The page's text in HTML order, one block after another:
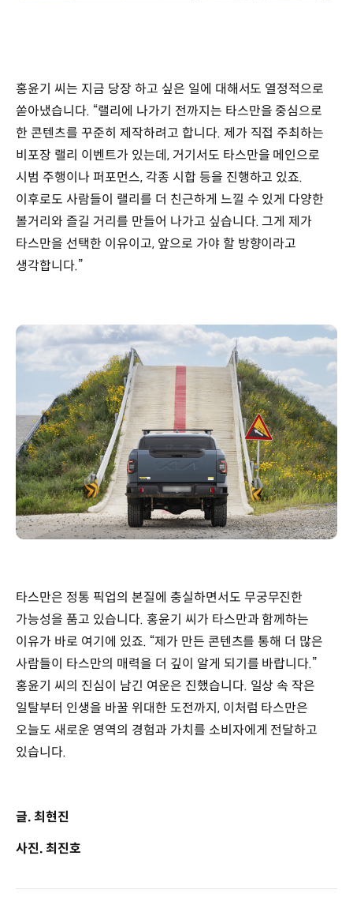
홍윤기 씨는 지금 당장 하고 싶은 일에 대해서도 열정적으로
쏟아냈습니다. “랠리에 나가기 전까지는 타스만을 중심으로
한 콘텐츠를 꾸준히 제작하려고 합니다. 제가 직접 주최하는
비포장 랠리 이벤트가 있는데, 거기서도 타스만을 메인으로
시범 주행이나 퍼포먼스, 각종 시합 등을 진행하고 있죠.
이후로도 사람들이 랠리를 더 친근하게 느낄 수 있게 다양한
볼거리와 즐길 거리를 만들어 나가고 싶습니다. 그게 제가
타스만을 선택한 이유이고, 앞으로 가야 할 방향이라고
생각합니다.”
타스만은 정통 픽업의 본질에 충실하면서도 무궁무진한
가능성을 품고 있습니다. 홍윤기 씨가 타스만과 함께하는
이유가 바로 여기에 있죠. “제가 만든 콘텐츠를 통해 더 많은
사람들이 타스만의 매력을 더 깊이 알게 되기를 바랍니다.”
홍윤기 씨의 진심이 남긴 여운은 진했습니다. 일상 속 작은
일탈부터 인생을 바꿀 위대한 도전까지, 이처럼 타스만은
오늘도 새로운 영역의 경험과 가치를 소비자에게 전달하고
있습니다.
글. 최현진
사진. 최진호